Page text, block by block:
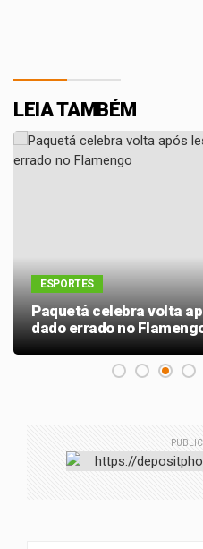
LEIA TAMBÉM
ESPORTES
Paquetá celebra volta
dado errado no